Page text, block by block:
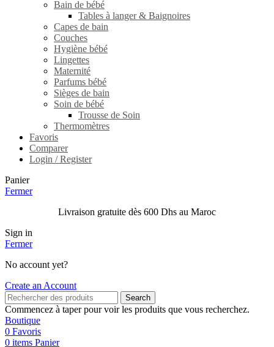
Bain de bébé
Tables à langer & Baignoires
Capes de bain
Couches
Hygiène bébé
Lingettes
Maternité
Parfums bébé
Sièges de bain
Soin de bébé
Trousse de Soin
Thermomètres
Favoris
Comparer
Login / Register
Panier
Fermer
Livraison gratuite dès 600 Dhs au Maroc
Sign in
Fermer
No account yet?
Create an Account
Search
Commencez à taper pour voir les produits que vous recherchez.
Boutique
0 Favoris
0 items Panier